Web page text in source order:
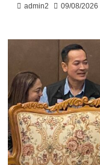
admin2 09/08/2026